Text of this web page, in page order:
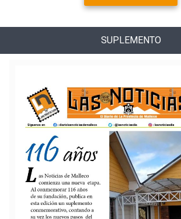
SUPLEMENTO